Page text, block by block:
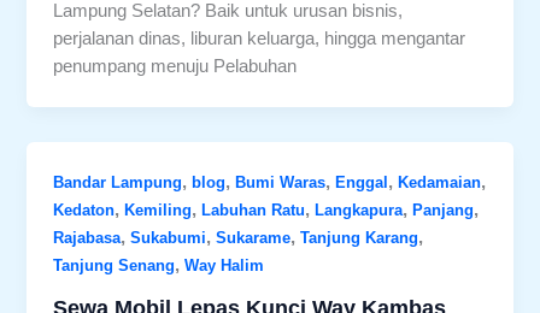
Lampung Selatan? Baik untuk urusan bisnis,
perjalanan dinas, liburan keluarga, hingga mengantar
penumpang menuju Pelabuhan
Bandar Lampung,blog,Bumi Waras,Enggal ,Kedamaian,
Kedaton,Kemiling,Labuhan Ratu,Langkapura,Panjang,
Rajabasa,Sukabumi,Sukarame,Tanjung Karang,
Tanjung Senang,Way Halim
Sewa Mobil Lepas Kunci Way Kambas